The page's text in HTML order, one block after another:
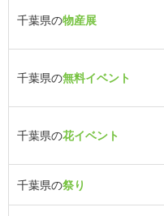
千葉県の物産展
千葉県の無料イベント
千葉県の花イベント
千葉県の祭り